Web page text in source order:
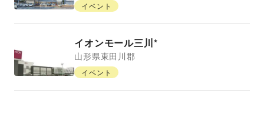
イベント
イオンモール三川*
山形県東田川郡
イベント